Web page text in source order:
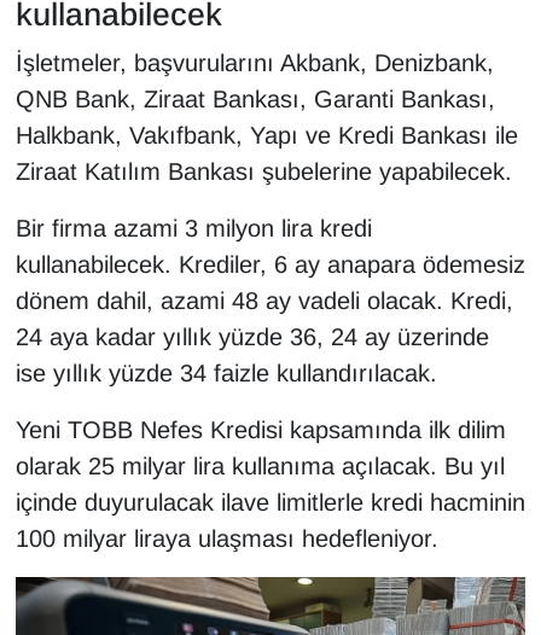
kullanabilecek
İşletmeler, başvurularını Akbank, Denizbank,
QNB Bank, Ziraat Bankası, Garanti Bankası,
Halkbank, Vakıfbank, Yapı ve Kredi Bankası ile
Ziraat Katılım Bankası şubelerine yapabilecek.
Bir firma azami 3 milyon lira kredi
kullanabilecek. Krediler, 6 ay anapara ödemesiz
dönem dahil, azami 48 ay vadeli olacak. Kredi,
24 aya kadar yıllık yüzde 36, 24 ay üzerinde
ise yıllık yüzde 34 faizle kullandırılacak.
Yeni TOBB Nefes Kredisi kapsamında ilk dilim
olarak 25 milyar lira kullanıma açılacak. Bu yıl
içinde duyurulacak ilave limitlerle kredi hacminin
100 milyar liraya ulaşması hedefleniyor.
MEDYA
ONE EKONOMİ
POLİTİKA
Resmi İlanlar
RÖPORTAJ
SAĞLIK
Seri İlan
Sinema - TV
SİYASET
SPOR